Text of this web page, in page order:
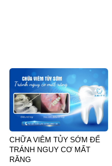
CHỮA VIÊM TỦY SỚM ĐỂ
TRÁNH NGUY CƠ MẤT
RĂNG